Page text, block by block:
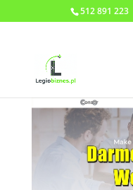
512 891 223